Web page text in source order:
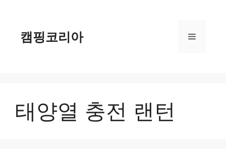
캠핑코리아 메
태양열 충전 랜턴